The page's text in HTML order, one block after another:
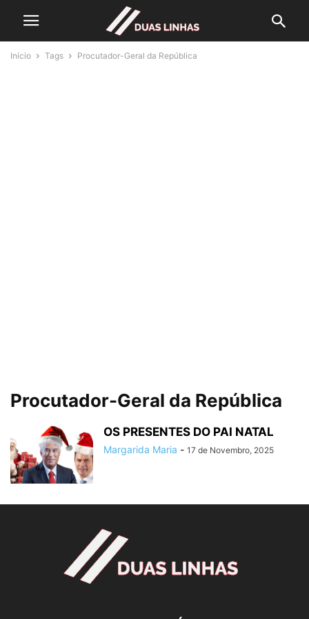
Início Tags Procutador-Geral da República
Procutador-Geral da República
OS PRESENTES DO PAI NATAL
Margarida Maria - 17 de Novembro, 2025